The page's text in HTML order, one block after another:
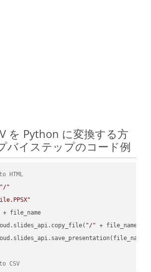
を Python に変換する方
バイステップのコード例
HTML
"/"
+ file_name
"/" + file_name,
CSV